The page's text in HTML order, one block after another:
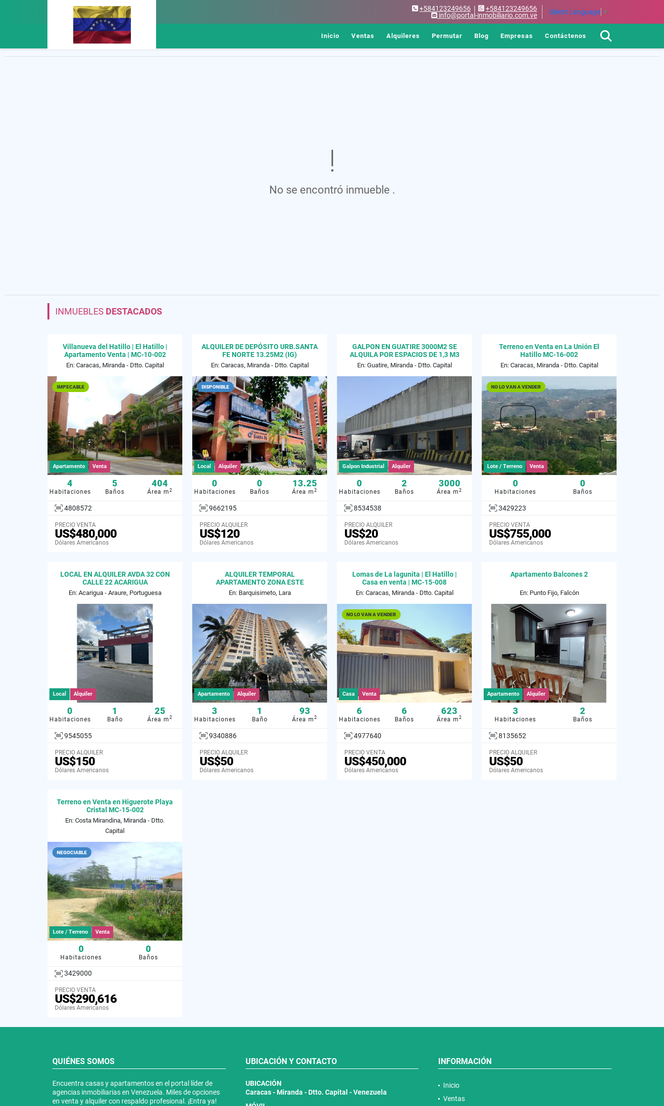
+584123249656 |
+584123249656
info@portal-inmobiliario.com.ve
Select Language ▼
Inicio Ventas Alquileres Permutar Blog Empresas Contáctenos
No se encontró inmueble .
INMUEBLES DESTACADOS
Villanueva del Hatillo | El Hatillo |
Apartamento Venta | MC-10-002
En: Caracas, Miranda - Dtto. Capital
IMPECABLE
Apartamento Venta
4
Habitaciones
5
Baños
404
Área m 2
4808572
PRECIO VENTA
US$480,000
Dólares Americanos
ALQUILER DE DEPÓSITO URB.SANTA
FE NORTE 13.25M2 (IG)
En: Caracas, Miranda - Dtto. Capital
DISPONIBLE
Local Alquiler
0
Habitaciones
0
Baños
13.25
Área m 2
9662195
PRECIO ALQUILER
US$120
Dólares Americanos
GALPON EN GUATIRE 3000M2 SE
ALQUILA POR ESPACIOS DE 1,3 M3
(IG)
En: Guatire, Miranda - Dtto. Capital
Galpon Industrial Alquiler
0
Habitaciones
2
Baños
3000
Área m 2
8534538
PRECIO ALQUILER
US$20
Dólares Americanos
Terreno en Venta en La Unión El
Hatillo MC-16-002
En: Caracas, Miranda - Dtto. Capital
NO LO VAN A VENDER
Lote / Terreno Venta
0
Habitaciones
0
Baños
3429223
PRECIO VENTA
US$755,000
Dólares Americanos
LOCAL EN ALQUILER AVDA 32 CON
CALLE 22 ACARIGUA
En: Acarigua - Araure, Portuguesa
Local Alquiler
0
Habitaciones
1
Baño
25
Área m 2
9545055
PRECIO ALQUILER
US$150
Dólares Americanos
ALQUILER TEMPORAL
APARTAMENTO ZONA ESTE
En: Barquisimeto, Lara
Apartamento Alquiler
3
Habitaciones
1
Baño
93
Área m 2
9340886
PRECIO ALQUILER
US$50
Dólares Americanos
Lomas de La lagunita | El Hatillo |
Casa en venta | MC-15-008
En: Caracas, Miranda - Dtto. Capital
NO LO VAN A VENDER
Casa Venta
6
Habitaciones
6
Baños
623
Área m 2
4977640
PRECIO VENTA
US$450,000
Dólares Americanos
Apartamento Balcones 2
En: Punto Fijo, Falcón
Apartamento Alquiler
3
Habitaciones
2
Baños
8135652
PRECIO ALQUILER
US$50
Dólares Americanos
Terreno en Venta en Higuerote Playa
Cristal MC-15-002
En: Costa Mirandina, Miranda - Dtto.
Capital
NEGOCIABLE
Lote / Terreno Venta
0
Habitaciones
0
Baños
3429000
PRECIO VENTA
US$290,616
Dólares Americanos
QUIÉNES SOMOS
Encuentra casas y apartamentos en el portal líder de
agencias inmobiliarias en Venezuela. Miles de opciones
en venta y alquiler con respaldo profesional. ¡Entra ya!
UBICACIÓN Y CONTACTO
UBICACIÓN
Caracas - Miranda - Dtto. Capital - Venezuela
INFORMACIÓN
Inicio
Ventas